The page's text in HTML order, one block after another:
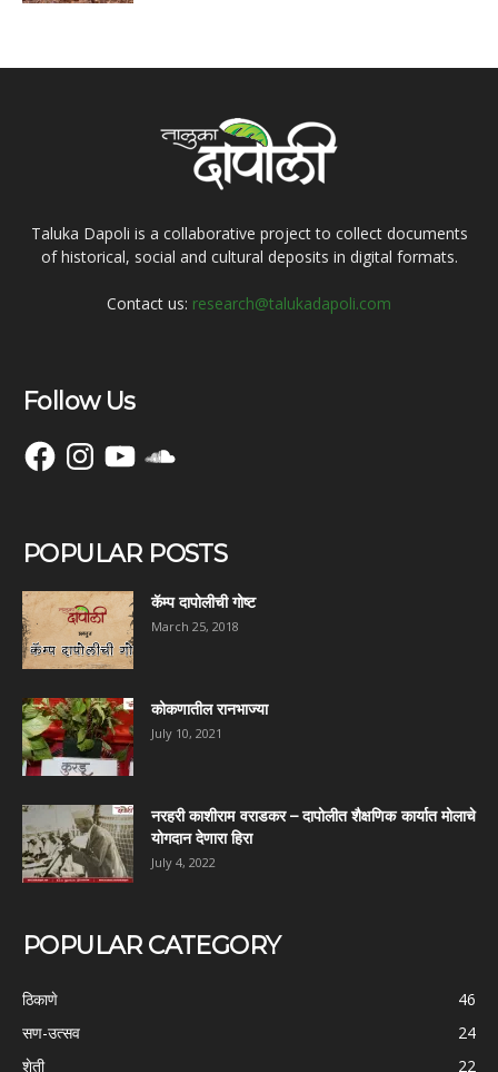
Taluka Dapoli is a collaborative project to collect documents
of historical, social and cultural deposits in digital formats.
Contact us: research@talukadapoli.com
Follow Us
FacebookInstagramYouTubeSoundCloud
POPULAR POSTS
कॅम्प दापोलीची गोष्ट
March 25, 2018
कोकणातील रानभाज्या
July 10, 2021
नरहरी काशीराम वराडकर – दापोलीत शैक्षणिक कार्यात मोलाचे
योगदान देणारा हिरा
July 4, 2022
POPULAR CATEGORY
ठिकाणे
46
सण-उत्सव
24
शेती
22